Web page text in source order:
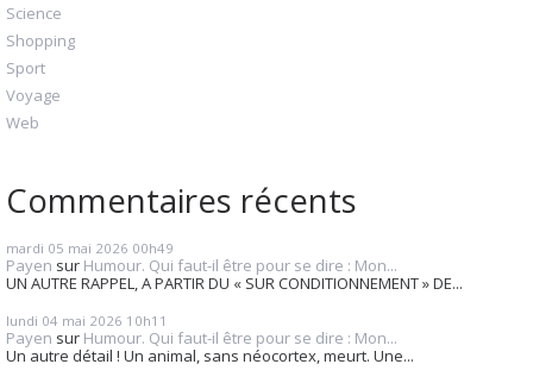
Science
Shopping
Sport
Voyage
Web
Commentaires récents
mardi 05 mai 2026 00h49
Payen sur Humour. Qui faut-il être pour se dire : Mon...
UN AUTRE RAPPEL, A PARTIR DU « SUR CONDITIONNEMENT » DE...
lundi 04 mai 2026 10h11
Payen sur Humour. Qui faut-il être pour se dire : Mon...
Un autre détail ! Un animal, sans néocortex, meurt. Une...